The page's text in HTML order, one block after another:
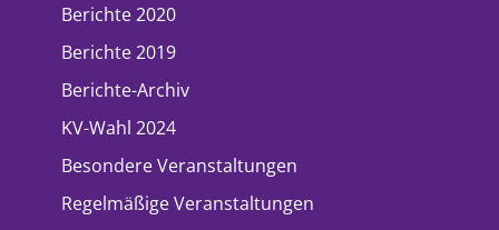
Berichte 2020
Berichte 2019
Berichte-Archiv
KV-Wahl 2024
Besondere Veranstaltungen
Regelmäßige Veranstaltungen